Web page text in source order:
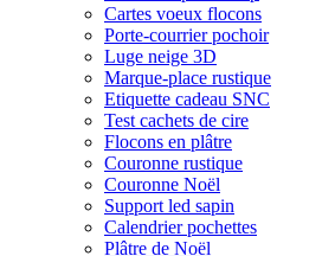
Cartes voeux flocons
Porte-courrier pochoir
Luge neige 3D
Marque-place rustique
Etiquette cadeau SNC
Test cachets de cire
Flocons en plâtre
Couronne rustique
Couronne Noël
Support led sapin
Calendrier pochettes
Plâtre de Noël